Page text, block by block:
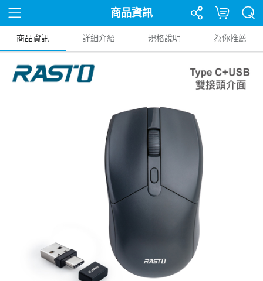
商品資訊
商品資訊 詳細介紹 規格說明 為你推薦